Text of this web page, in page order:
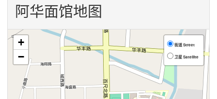
阿华面馆地图
+
−
街道 Street
卫星 Satellite